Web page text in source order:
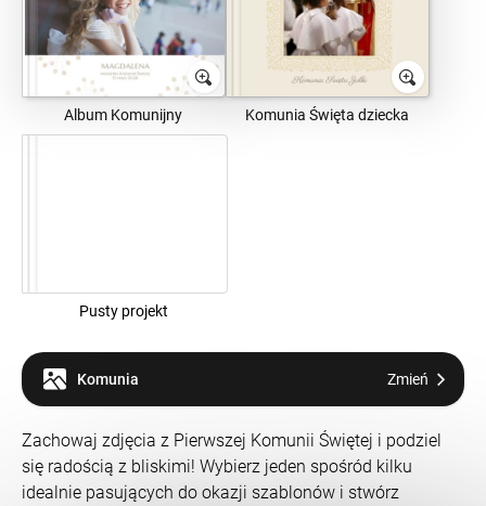
Album Komunijny Komunia Święta dziecka
Pusty projekt
Komunia Zmień
Zachowaj zdjęcia z Pierwszej Komunii Świętej i podziel
się radością z bliskimi! Wybierz jeden spośród kilku
idealnie pasujących do okazji szablonów i stwórz